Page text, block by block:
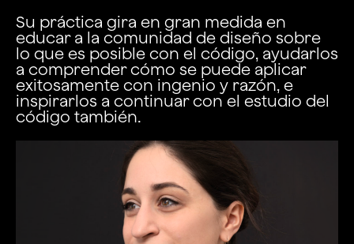
Su práctica gira en gran medida en
educar a la comunidad de diseño sobre
lo que es posible con el código, ayudarlos
a comprender cómo se puede aplicar
exitosamente con ingenio y razón, e
inspirarlos a continuar con el estudio del
código también.